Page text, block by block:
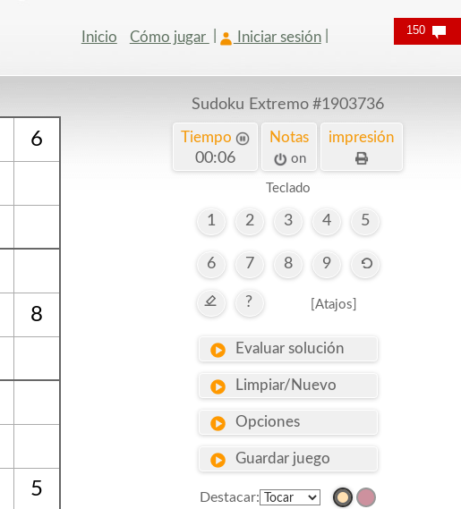
Inicio Cómo jugar Iniciar sesión
6
8
5
Sudoku Extremo #1903736
Tiempo
00:07
Notas
on
impresión
Teclado
1 2 3 4 5
6 7 8 9
? [Atajos]
Evaluar solución
Limpiar/Nuevo
Opciones
Guardar juego
Destacar:
150